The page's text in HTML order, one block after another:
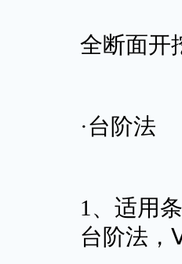
全断面开
·台阶法
1、适用
台阶法，